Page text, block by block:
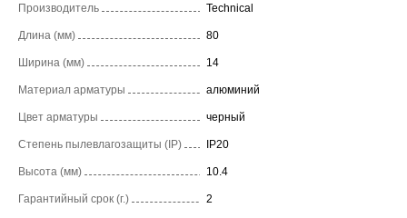
Производитель Technical
Длина (мм) 80
Ширина (мм) 14
Материал арматуры алюминий
Цвет арматуры черный
Степень пылевлагозащиты (IP) IP20
Высота (мм) 10.4
Гарантийный срок (г.) 2